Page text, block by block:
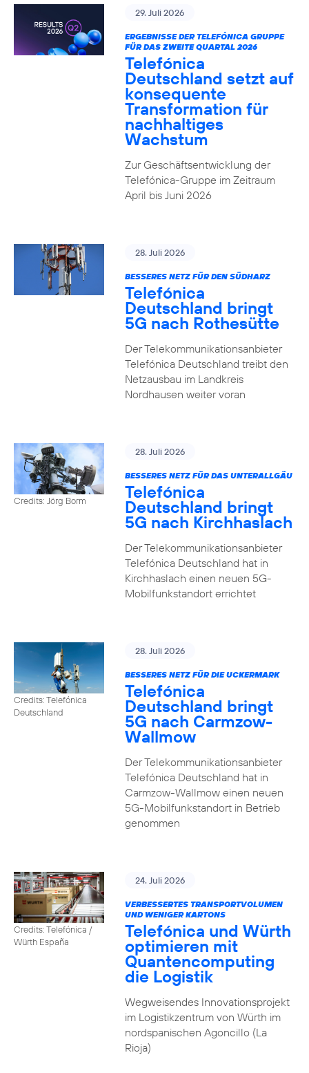
29. Juli 2026
ERGEBNISSE DER TELEFÓNICA GRUPPE
FÜR DAS ZWEITE QUARTAL 2026
Telefónica
Deutschland setzt auf
konsequente
Transformation für
nachhaltiges
Wachstum
Zur Geschäftsentwicklung der
Telefónica-Gruppe im Zeitraum
April bis Juni 2026
28. Juli 2026
BESSERES NETZ FÜR DEN SÜDHARZ
Telefónica
Deutschland bringt
5G nach Rothesütte
Der Telekommunikationsanbieter
Telefónica Deutschland treibt den
Netzausbau im Landkreis
Nordhausen weiter voran
Credits: Jörg Borm
28. Juli 2026
BESSERES NETZ FÜR DAS UNTERALLGÄU
Telefónica
Deutschland bringt
5G nach Kirchhaslach
Der Telekommunikationsanbieter
Telefónica Deutschland hat in
Kirchhaslach einen neuen 5G-
Mobilfunkstandort errichtet
Credits: Telefónica
Deutschland
28. Juli 2026
BESSERES NETZ FÜR DIE UCKERMARK
Telefónica
Deutschland bringt
5G nach Carmzow-
Wallmow
Der Telekommunikationsanbieter
Telefónica Deutschland hat in
Carmzow-Wallmow einen neuen
5G-Mobilfunkstandort in Betrieb
genommen
Credits: Telefónica /
Würth España
24. Juli 2026
VERBESSERTES TRANSPORTVOLUMEN
UND WENIGER KARTONS
Telefónica und Würth
optimieren mit
Quantencomputing
die Logistik
Wegweisendes Innovationsprojekt
im Logistikzentrum von Würth im
nordspanischen Agoncillo (La
Rioja)